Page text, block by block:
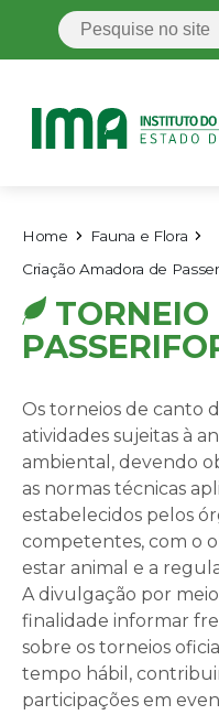
Home
Fauna e Flora
Criação Amadora de
Os torneios de canto
atividades sujeitas à
ambiental, devendo
as normas técnicas
estabelecidos pelos
competentes, com o
estar animal e a
A divulgação por
finalidade informar
sobre os torneios
tempo hábil,
participações em